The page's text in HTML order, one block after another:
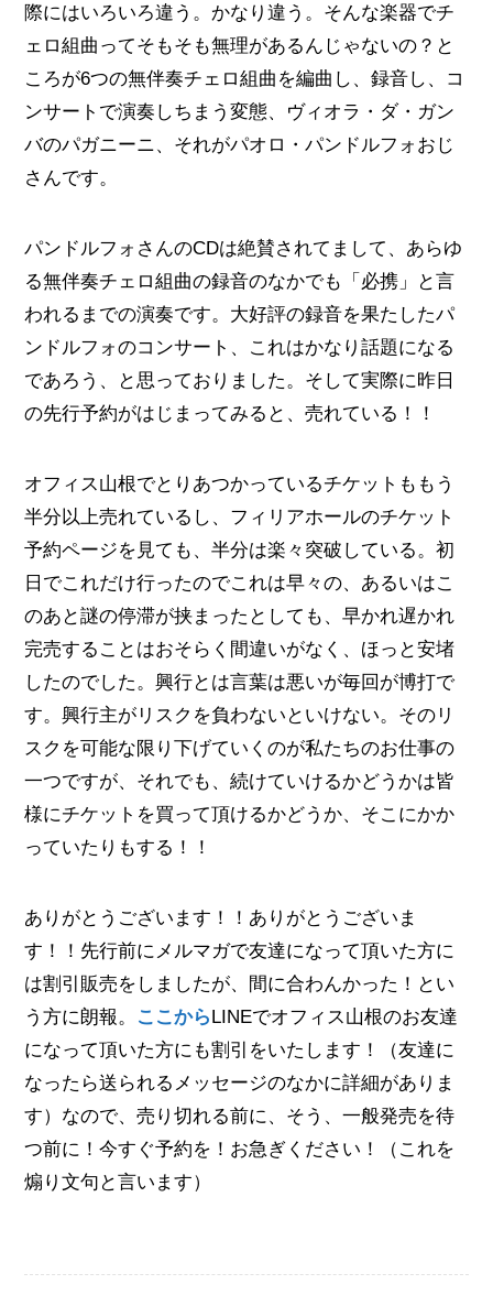
際にはいろいろ違う。かなり違う。そんな楽器でチ
ェロ組曲ってそもそも無理があるんじゃないの？と
ころが6つの無伴奏チェロ組曲を編曲し、録音し、コ
ンサートで演奏しちまう変態、ヴィオラ・ダ・ガン
バのパガニーニ、それがパオロ・パンドルフォおじ
さんです。
パンドルフォさんのCDは絶賛されてまして、あらゆ
る無伴奏チェロ組曲の録音のなかでも「必携」と言
われるまでの演奏です。大好評の録音を果たしたパ
ンドルフォのコンサート、これはかなり話題になる
であろう、と思っておりました。そして実際に昨日
の先行予約がはじまってみると、売れている！！
オフィス山根でとりあつかっているチケットももう
半分以上売れているし、フィリアホールのチケット
予約ページを見ても、半分は楽々突破している。初
日でこれだけ行ったのでこれは早々の、あるいはこ
のあと謎の停滞が挟まったとしても、早かれ遅かれ
完売することはおそらく間違いがなく、ほっと安堵
したのでした。興行とは言葉は悪いが毎回が博打で
す。興行主がリスクを負わないといけない。そのリ
スクを可能な限り下げていくのが私たちのお仕事の
一つですが、それでも、続けていけるかどうかは皆
様にチケットを買って頂けるかどうか、そこにかか
っていたりもする！！
ありがとうございます！！ありがとうございま
す！！先行前にメルマガで友達になって頂いた方に
は割引販売をしましたが、間に合わんかった！とい
う方に朗報。 ここからLINEでオフィス山根のお友達
になって頂いた方にも割引をいたします！（友達に
なったら送られるメッセージのなかに詳細がありま
す）なので、売り切れる前に、そう、一般発売を待
つ前に！今すぐ予約を！お急ぎください！（これを
煽り文句と言います）